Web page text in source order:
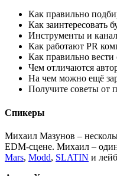
Как правильно
Как заинтересовать
Инструменты и
Как работают PR
Как правильно вести
Чем отличаются
На чем можно ещё
Получите советы от
Спикеры
Михаил Мазунов –
EDM-сцене. Михаил – один
Mars, Modd, SLATIN и